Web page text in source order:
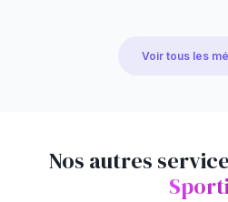
Voir tous les
Nos autres